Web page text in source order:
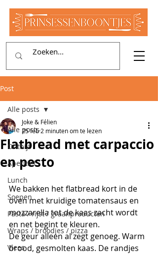
Post
Alle posts
Ontbijt
Aperitief
Lunch
Soepen
Pasta / rijst / graanproducten
Wraps / broodjes / pizza
Vlees
Alle posts
Flatbread met carpaccio
en pesto
Joke & Félien
25 feb 2 minuten om te lezen
We bakken het flatbread kort in de
oven met kruidige tomatensaus en
mozzarella tot de kaas zacht wordt
en net begint te kleuren.
De geur alleen al zegt genoeg. Warm
brood, gesmolten kaas. De randjes